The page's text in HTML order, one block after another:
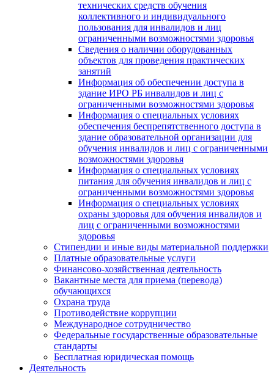
технических средств обучения
коллективного и индивидуального
пользования для инвалидов и лиц
ограниченными возможностями здоровья
Сведения о наличии оборудованных
объектов для проведения практических
занятий
Информация об обеспечении доступа в
здание ИРО РБ инвалидов и лиц с
ограниченными возможностями здоровья
Информация о специальных условиях
обеспечения беспрепятственного доступа в
здание образовательной организации для
обучения инвалидов и лиц с ограниченными
возможностями здоровья
Информация о специальных условиях
питания для обучения инвалидов и лиц с
ограниченными возможностями здоровья
Информация о специальных условиях
охраны здоровья для обучения инвалидов и
лиц с ограниченными возможностями
здоровья
Стипендии и иные виды материальной поддержки
Платные образовательные услуги
Финансово-хозяйственная деятельность
Вакантные места для приема (перевода)
обучающихся
Охрана труда
Противодействие коррупции
Международное сотрудничество
Федеральные государственные образовательные
стандарты
Бесплатная юридическая помощь
Деятельность